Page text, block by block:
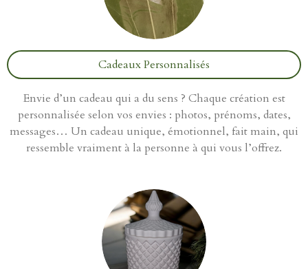
Cadeaux Personnalisés
Envie d’un cadeau qui a du sens ? Chaque création est
personnalisée selon vos envies : photos, prénoms, dates,
messages… Un cadeau unique, émotionnel, fait main, qui
ressemble vraiment à la personne à qui vous l’offrez.